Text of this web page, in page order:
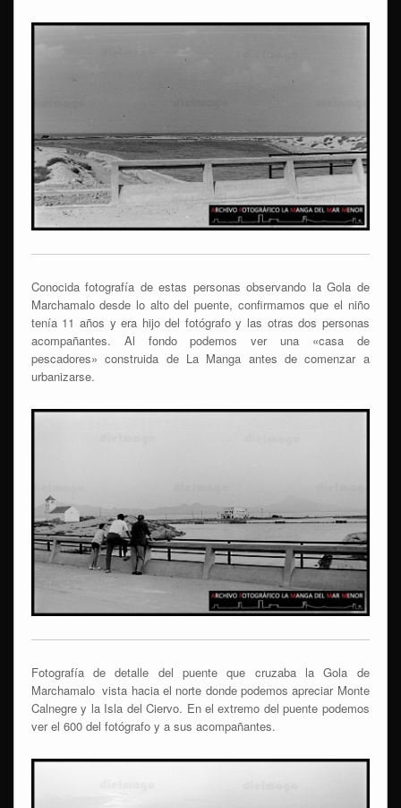
Conocida fotografía de estas personas observando la Gola de
Marchamalo desde lo alto del puente, confirmamos que el niño
tenía 11 años y era hijo del fotógrafo y las otras dos personas
acompañantes. Al fondo podemos ver una «casa de
pescadores» construida de La Manga antes de comenzar a
urbanizarse.
Fotografía de detalle del puente que cruzaba la Gola de
Marchamalo vista hacia el norte donde podemos apreciar Monte
Calnegre y la Isla del Ciervo. En el extremo del puente podemos
ver el 600 del fotógrafo y a sus acompañantes.